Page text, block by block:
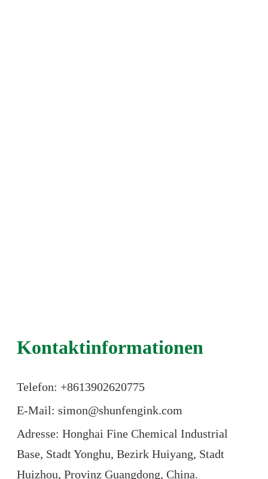
Kontaktinformationen
Telefon: +8613902620775
E-Mail: simon@shunfengink.com
Adresse: Honghai Fine Chemical Industrial
Base, Stadt Yonghu, Bezirk Huiyang, Stadt
Huizhou, Provinz Guangdong, China.